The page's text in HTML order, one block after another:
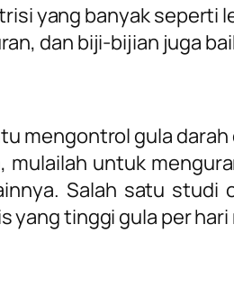
yang banyak seperti
dan biji-bijian juga
mengontrol gula
untuk
Salah satu studi
yang tinggi gula per